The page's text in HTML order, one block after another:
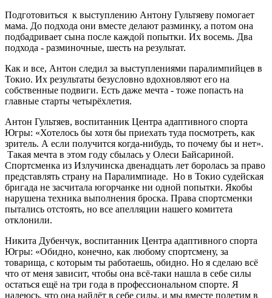
Подготовиться к выступлению Антону Гультяеву помогает
мама. До подхода они вместе делают разминку, а потом она
подбадривает сына после каждой попытки. Их восемь. Два
подхода - разминочные, шесть на результат.
Как и все, Антон следил за выступлениями паралимпийцев в
Токио. Их результаты безусловно вдохновляют его на
собственные подвиги. Есть даже мечта - тоже попасть на
главные старты четырёхлетия.
Антон Гультяев, воспитанник Центра адаптивного спорта
Югры: «Хотелось бы хотя бы приехать туда посмотреть, как
зритель. А если получится когда-нибудь, то почему бы и нет».
Такая мечта в этом году сбылась у Олеси Байсариной.
Спортсменка из Излучинска двенадцать лет боролась за право
представлять страну на Паралимпиаде. Но в Токио судейская
бригада не засчитала югорчанке ни одной попытки. Якобы
нарушена техника выполнения броска. Права спортсменки
пытались отстоять, но все апелляции нашего комитета
отклонили.
Никита Дубенчук, воспитанник Центра адаптивного спорта
Югры: «Обидно, конечно, как любому спортсмену, за
товарища, с которым ты работаешь, обидно. Но я сделаю всё
что от меня зависит, чтобы она всё-таки нашла в себе силы
остаться ещё на три года в профессиональном спорте. Я
надеюсь, что она найдёт в себе силы, и мы вместе полетим в